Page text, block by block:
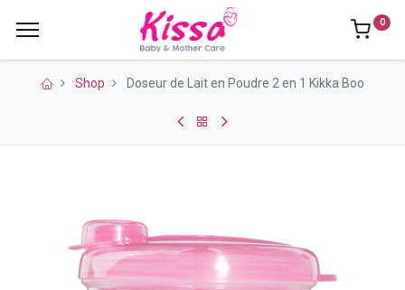
0
Shop Doseur de Lait en Poudre 2 en 1 Kikka Boo